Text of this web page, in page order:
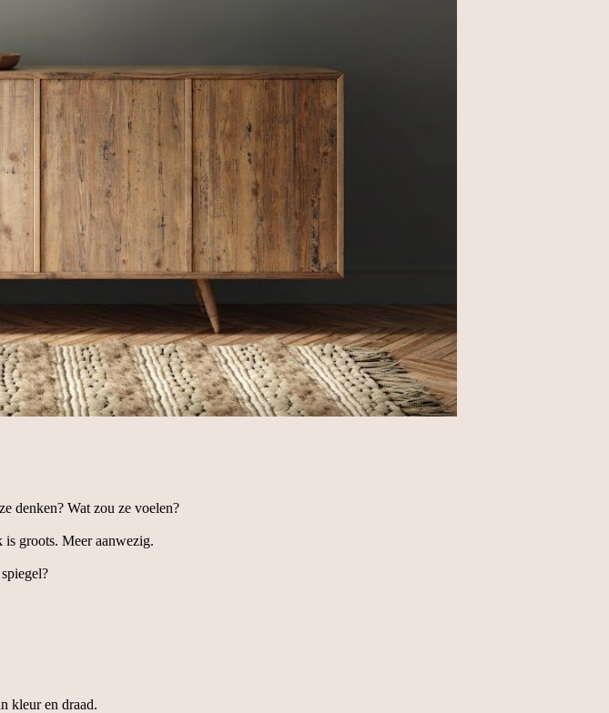
denken? Wat zou ze voelen?
groots. Meer aanwezig.
kleur en draad.